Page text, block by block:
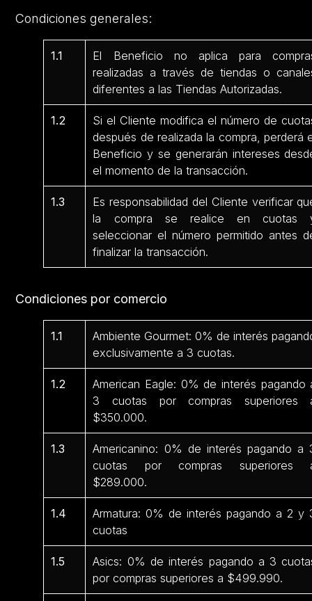
Condiciones generales:
1.1
El Beneficio no aplica para
realizadas a través de tiendas o
diferentes a las Tiendas Autorizadas.
1.2
Si el Cliente modifica el número de
después de realizada la compra, perderá
Beneficio y se generarán intereses
el momento de la transacción.
1.3
Es responsabilidad del Cliente verificar
la compra se realice en cuotas
seleccionar el número permitido antes
finalizar la transacción.
Condiciones por comercio
1.1
Ambiente Gourmet: 0% de interés
exclusivamente a 3 cuotas.
1.2
American Eagle: 0% de interés pagando
3 cuotas por compras superiores
$350.000.
1.3
Americanino: 0% de interés pagando a
cuotas por compras superiores
$289.000.
1.4
Armatura: 0% de interés pagando a 2 y
cuotas
1.5
Asics: 0% de interés pagando a 3
por compras superiores a $499.990.